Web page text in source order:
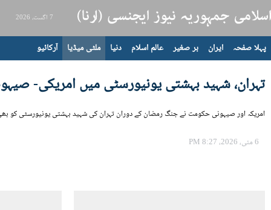
7 اگست، 2026
پہلا صفحہ ایران بر صغیر عالم اسلام دنیا ملٹی میڈیا آرکائیو
تہران، شہید بہشتی یونیورسٹی میں امریکی-
امریکہ اور صیہونی حکومت نے جنگ رمضان کے دوران تہران کی شہید بہشتی یونیورسٹی کو بھی
6 مئی، 2026، 8:27 PM